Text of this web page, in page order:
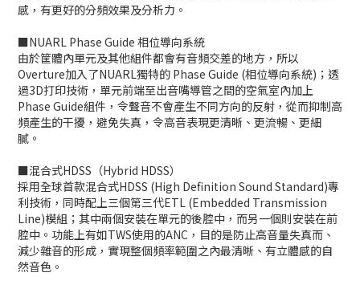
感，有更好的分頻效果及分析力。
■NUARL Phase Guide 相位導向系統
由於筐體內單元及其他組件都會有音頻交差的地方，所以
Overture加入了NUARL獨特的 Phase Guide (相位導向系統)；透
過3D打印技術，單元前端至出音嘴導管之間的空氣室內加上
Phase Guide組件，令聲音不會產生不同方向的反射，從而抑制高
頻產生的干擾，避免失真，令高音表現更清晰、更流暢、更細
膩。
■混合式HDSS（Hybrid HDSS）
採用全球首款混合式HDSS (High Definition Sound Standard)專
利技術，同時配上三個第三代ETL (Embedded Transmission
Line)模組；其中兩個安裝在單元的後腔中，而另一個則安裝在前
腔中。功能上有如TWS使用的ANC，目的是防止高音量失真而、
減少雜音的形成，實現整個頻率範圍之內最清晰、有立體感的自
然音色。